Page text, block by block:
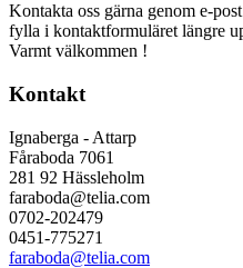
Kontakta oss gärna genom e-
fylla i kontaktformuläret längre
Varmt välkommen !
Kontakt
Ignaberga - Attarp
Fåraboda 7061
281 92 Hässleholm
faraboda@telia.com
0702-202479
0451-775271
faraboda@telia.com